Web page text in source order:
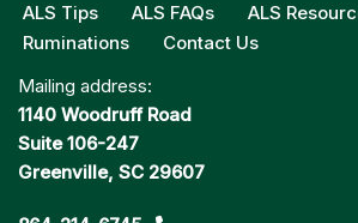
ALS Tips
ALS FAQs
ALS
Ruminations
Contact Us
Mailing address:
1140 Woodruff Road
Suite 106-247
Greenville, SC 29607